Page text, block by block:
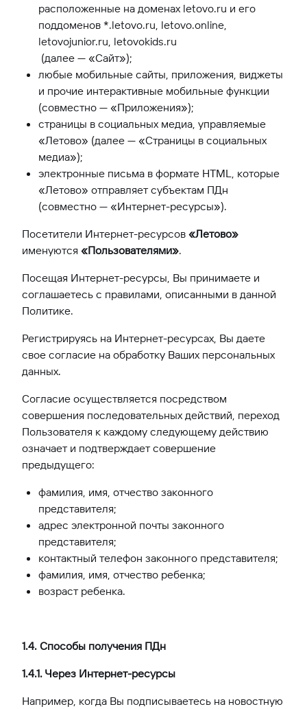
расположенные на доменах letovo.ru и его
поддоменов *.letovo.ru, letovo.online,
letovojunior.ru, letovokids.ru
(далее — «Сайт»);
любые мобильные сайты, приложения, виджеты
и прочие интерактивные мобильные функции
(совместно — «Приложения»);
страницы в социальных медиа, управляемые
«Летово» (далее — «Страницы в социальных
медиа»);
электронные письма в формате HTML, которые
«Летово» отправляет субъектам ПДн
(совместно — «Интернет-ресурсы»).
Посетители Интернет-ресурсов «Летово»
именуются «Пользователями».
Посещая Интернет-ресурсы, Вы принимаете и
соглашаетесь с правилами, описанными в данной
Политике.
Регистрируясь на Интернет-ресурсах, Вы даете
свое согласие на обработку Ваших персональных
данных.
Согласие осуществляется посредством
совершения последовательных действий, переход
Пользователя к каждому следующему действию
означает и подтверждает совершение
предыдущего:
фамилия, имя, отчество законного
представителя;
адрес электронной почты законного
представителя;
контактный телефон законного представителя;
фамилия, имя, отчество ребенка;
возраст ребенка.
1.4. Способы получения ПДн
1.4.1. Через Интернет-ресурсы
Например, когда Вы подписываетесь на новостную